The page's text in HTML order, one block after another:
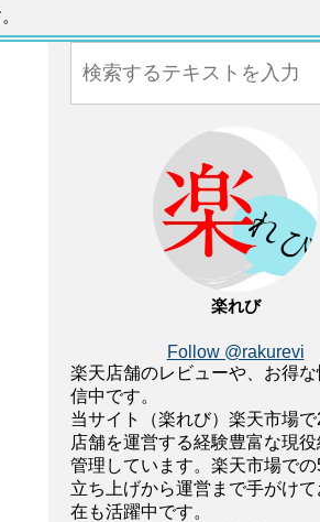
楽れび
Follow @rakurevi
楽天店舗のレビューや、お得
信中です。
当サイト（楽れび）楽天市場で
店舗を運営する経験豊富な現
管理しています。楽天市場で
立ち上げから運営まで手がけて
在も活躍中です。